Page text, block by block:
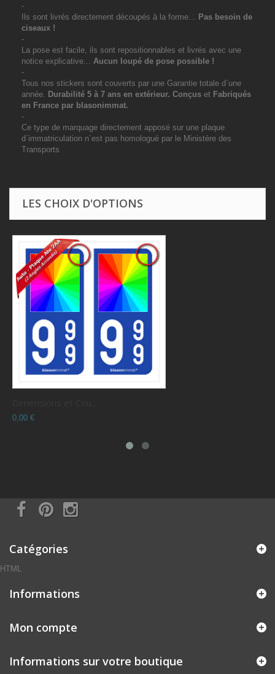
-
Ils sont livrés directement découpés à la forme... Pas besoin de
ciseaux !
-
La pose est facile, ils sont repositionnables et livrés avec une
notice explicative... Aucun loupé de pose possible !
-
Tous nos stickers sont couverts par une Garantie totale d`une
année. Durabilité 5 à 7 ans en extérieur. Conçus et Fabriqués
en France par blasonimmat.
-
Ce type de marquage directement apposé sur une plaque
d`immatriculation n`est pas homologué par le Ministère des
Transports
LES CHOIX D'OPTIONS
0,00 €
Catégories
HTML
Informations
Mon compte
Informations sur votre boutique